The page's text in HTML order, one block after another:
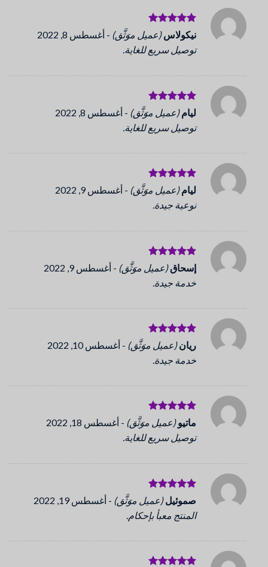
تم التقييم
5من 5
نيكولاس(عميل موَثَّق) - أغسطس 8, 2022
توصيل سريع للغاية.
تم التقييم
5من 5
ليام(عميل موَثَّق) - أغسطس 8, 2022
توصيل سريع للغاية.
تم التقييم
5من 5
ليام(عميل موَثَّق) - أغسطس 9, 2022
نوعية جيدة.
تم التقييم
5من 5
إسحاق(عميل موَثَّق) - أغسطس 9, 2022
خدمة جيدة.
تم التقييم
5من 5
ريان(عميل موَثَّق) - أغسطس 10, 2022
خدمة جيدة.
تم التقييم
5من 5
ماتيو(عميل موَثَّق) - أغسطس 18, 2022
توصيل سريع للغاية.
تم التقييم
5من 5
صموئيل(عميل موَثَّق) - أغسطس 19, 2022
المنتج معبأ بإحكام.